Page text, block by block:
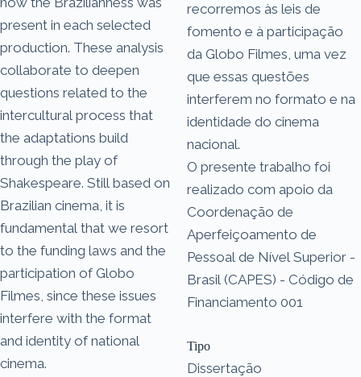
present in each selected
production. These analysis
collaborate to deepen
questions related to the
intercultural process that
the adaptations build
through the play of
Shakespeare. Still based on
Brazilian cinema, it is
fundamental that we resort
to the funding laws and the
participation of Globo
Filmes, since these issues
interfere with the format
and identity of national
cinema.
recorremos às leis de
fomento e à participação
da Globo Filmes, uma vez
que essas questões
interferem no formato e na
identidade do cinema
nacional.
O presente trabalho foi
realizado com apoio da
Coordenação de
Aperfeiçoamento de
Pessoal de Nível Superior -
Brasil (CAPES) - Código de
Financiamento 001
Tipo
Dissertação